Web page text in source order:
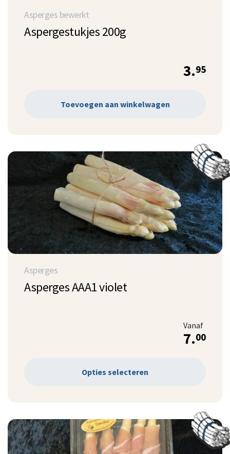
Asperges bewerkt
Aspergestukjes 200g
3.95
Toevoegen aan winkelwagen
Asperges
Asperges AAA1 violet
Vanaf
7.00
Opties selecteren